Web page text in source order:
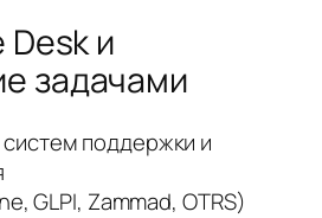
Desk и
задачами
поддержки и
GLPI, Zammad, OTRS)